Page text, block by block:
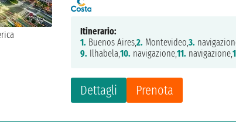
Dettagli Prenota
Itinerario:
1. Buenos Aires,2. Montevideo,3.
9. Ilhabela,10. navigazione,11. navigazione,